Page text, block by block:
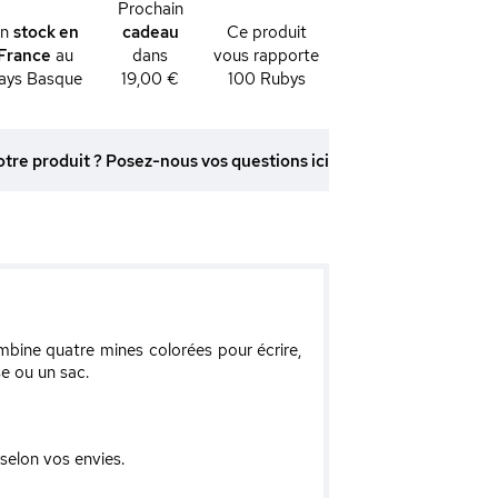
stock en
au
Basque
Prochain
cadeau
dans
19,00 €
Ce produit
vous rapporte
100 Rubys
produit ? Posez-nous vos questions ici
quatre mines colorées pour écrire,
ou un sac.
vos envies.